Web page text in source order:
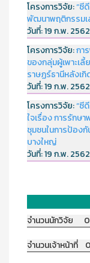
โครงการวิจัย:“ซี
พัฒนาพฤติกรรมเ
วันที่:19 ก.พ. 2562
โครงการวิจัย:กา
ของกลุ่มผู้เพาะเ
ราษฏร์ธานีหลังเ
วันที่:19 ก.พ. 2562
โครงการวิจัย:“ซี
ใจเรื่อง การรักษ
ชุมชนในการป้อง
บางใหญ่
วันที่:19 ก.พ. 2562
จำนวนนักวิจัย
จำนวนเจ้าหน้าที่